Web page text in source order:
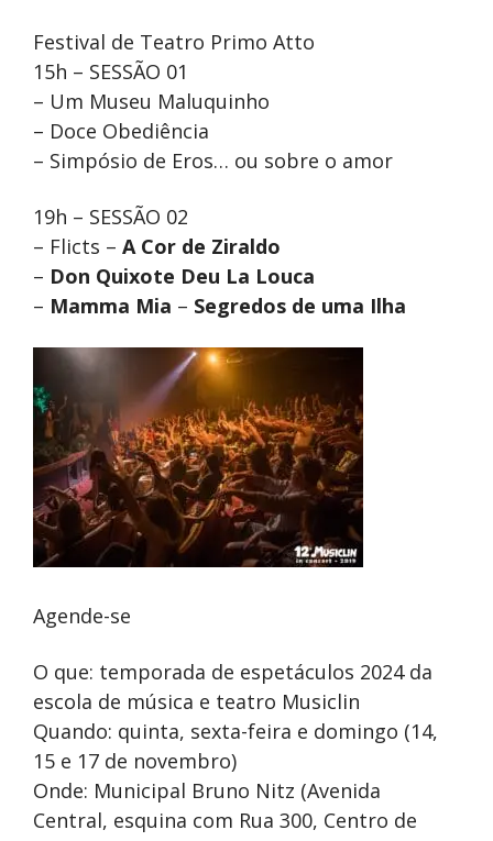
Festival de Teatro Primo Atto
15h – SESSÃO 01
– Um Museu Maluquinho
– Doce Obediência
– Simpósio de Eros… ou sobre o amor
19h – SESSÃO 02
– Flicts – A Cor de Ziraldo
– Don Quixote Deu La Louca
– Mamma Mia – Segredos de uma Ilha
Agende-se
O que: temporada de espetáculos 2024 da
escola de música e teatro Musiclin
Quando: quinta, sexta-feira e domingo (14,
15 e 17 de novembro)
Onde: Municipal Bruno Nitz (Avenida
Central, esquina com Rua 300, Centro de